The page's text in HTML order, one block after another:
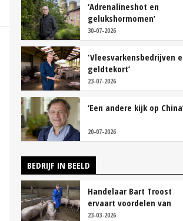
‘Adrenalineshot en
gelukshormomen’
30-07-2026
‘Vleesvarkensbedrijven
geldtekort’
23-07-2026
‘Een andere kijk op
20-07-2026
BEDRIJF IN BEELD
Handelaar Bart Troost
ervaart voordelen van
coöperatieve voerfusie
23-03-2026